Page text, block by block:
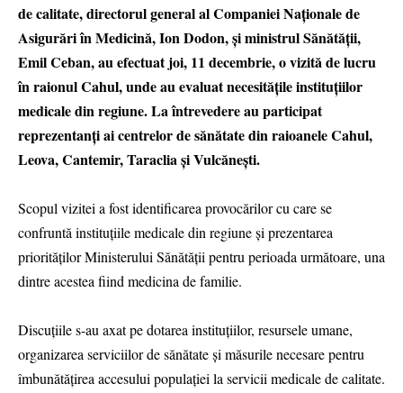
de calitate, directorul general al Companiei Naționale de
Asigurări în Medicină, Ion Dodon, și ministrul Sănătății,
Emil Ceban, au efectuat joi, 11 decembrie, o vizită de lucru
în raionul Cahul, unde au evaluat necesitățile instituțiilor
medicale din regiune. La întrevedere au participat
reprezentanți ai centrelor de sănătate din raioanele Cahul,
Leova, Cantemir, Taraclia și Vulcănești.
Scopul vizitei a fost identificarea provocărilor cu care se
confruntă instituțiile medicale din regiune și prezentarea
priorităților Ministerului Sănătății pentru perioada următoare, una
dintre acestea fiind medicina de familie.
Discuțiile s-au axat pe dotarea instituțiilor, resursele umane,
organizarea serviciilor de sănătate și măsurile necesare pentru
îmbunătățirea accesului populației la servicii medicale de calitate.